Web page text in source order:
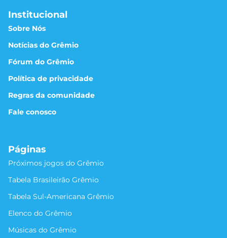
Institucional
Sobre Nós
Notícias do Grêmio
Fórum do Grêmio
Política de privacidade
Regras da comunidade
Fale conosco
Páginas
Próximos jogos do Grêmio
Tabela Brasileirão Grêmio
Tabela Sul-Americana Grêmio
Elenco do Grêmio
Músicas do Grêmio